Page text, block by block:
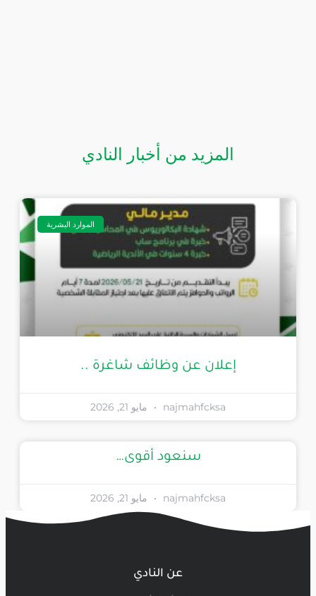
المزيد من أخبار النادي
الموارد البشرية
إعلان عن وظائف شاغرة ..
najmahfcksa مايو 21, 2026
سنعود أقوى…
najmahfcksa مايو 21, 2026
عن النادي